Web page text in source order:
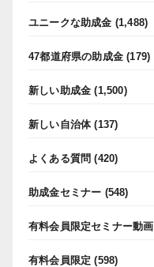
ユニークな助成金 (1,488)
47都道府県の助成金 (179)
新しい助成金 (1,500)
新しい自治体(137)
よくある質問 (420)
助成金セミナー (548)
有料会員限定セミナー動画
有料会員限定 (598)